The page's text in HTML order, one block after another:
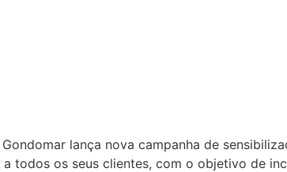
lança nova campanha de
todos os seus clientes, com o objetivo de